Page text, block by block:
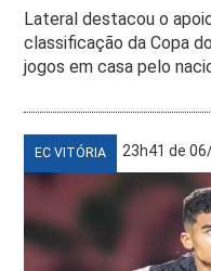
Lateral destacou o
classificação da Copa
jogos em casa pelo
EC VITÓRIA 23h41 de